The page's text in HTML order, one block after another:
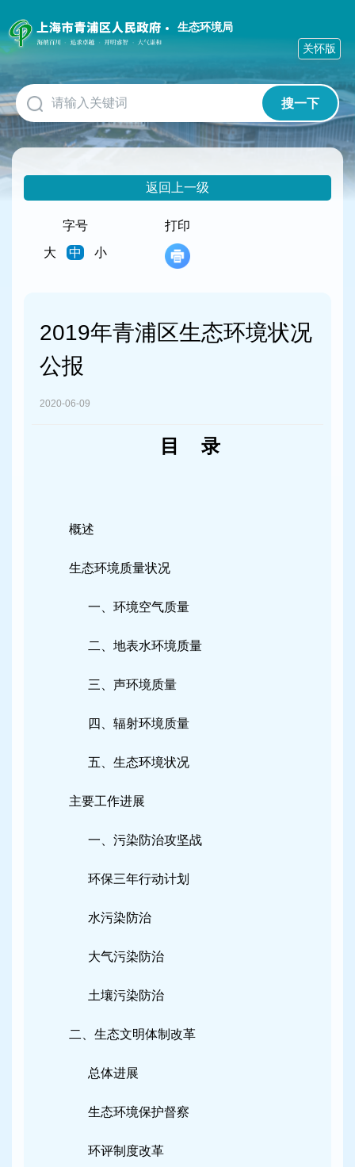
障
碍
作
说
明
跳
到
网
生态环境局
搜一下
关怀版
返回上一级
字号
大
中 小
打印
2019年青浦区生态环境状况
公报
2020-06-09
目 录
概述
生态环境质量状况
一、环境空气质量
二、地表水环境质量
三、声环境质量
四、辐射环境质量
五、生态环境状况
主要工作进展
一、污染防治攻坚战
环保三年行动计划
水污染防治
大气污染防治
土壤污染防治
二、生态文明体制改革
总体进展
生态环境保护督察
环评制度改革